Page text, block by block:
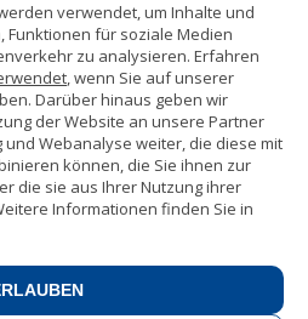
11
.
verwendet, um Inhalte und
für soziale Medien
zu analysieren. Erfahren
, wenn Sie auf unserer
Darüber hinaus geben wir
der Website an unsere Partner
Webanalyse weiter, die diese mit
können, die Sie ihnen zur
die sie aus Ihrer Nutzung ihrer
Informationen finden Sie in